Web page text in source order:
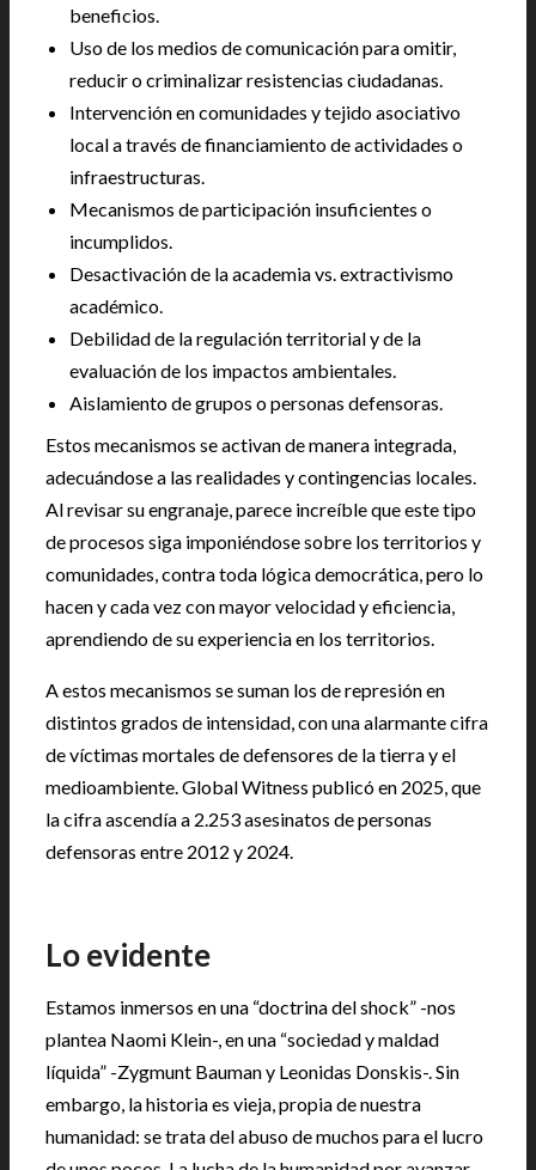
beneficios.
Uso de los medios de comunicación para omitir,
reducir o criminalizar resistencias ciudadanas.
Intervención en comunidades y tejido asociativo
local a través de financiamiento de actividades o
infraestructuras.
Mecanismos de participación insuficientes o
incumplidos.
Desactivación de la academia vs. extractivismo
académico.
Debilidad de la regulación territorial y de la
evaluación de los impactos ambientales.
Aislamiento de grupos o personas defensoras.
Estos mecanismos se activan de manera integrada,
adecuándose a las realidades y contingencias locales.
Al revisar su engranaje, parece increíble que este tipo
de procesos siga imponiéndose sobre los territorios y
comunidades, contra toda lógica democrática, pero lo
hacen y cada vez con mayor velocidad y eficiencia,
aprendiendo de su experiencia en los territorios.
A estos mecanismos se suman los de represión en
distintos grados de intensidad, con una alarmante cifra
de víctimas mortales de defensores de la tierra y el
medioambiente. Global Witness publicó en 2025, que
la cifra ascendía a 2.253 asesinatos de personas
defensoras entre 2012 y 2024.
Lo evidente
Estamos inmersos en una “doctrina del shock” -nos
plantea Naomi Klein-, en una “sociedad y maldad
líquida” -Zygmunt Bauman y Leonidas Donskis-. Sin
embargo, la historia es vieja, propia de nuestra
humanidad: se trata del abuso de muchos para el lucro